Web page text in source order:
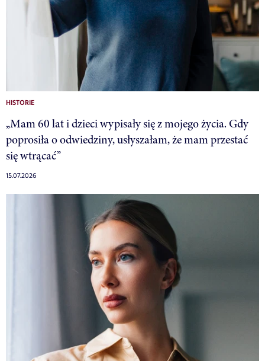
HISTORIE
„Mam 60 lat i dzieci wypisały się z mojego życia. Gdy
poprosiła o odwiedziny, usłyszałam, że mam przestać
się wtrącać”
15.07.2026